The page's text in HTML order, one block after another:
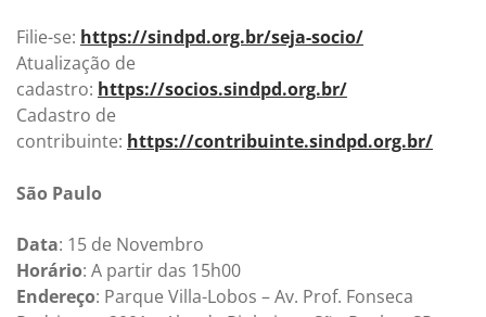
Filie-se: https://sindpd.org.br/seja-socio/
Atualização de
cadastro: https://socios.sindpd.org.br/
Cadastro de
contribuinte: https://contribuinte.sindpd.org.br/
São Paulo
Data: 15 de Novembro
Horário: A partir das 15h00
Endereço: Parque Villa-Lobos – Av. Prof. Fonseca